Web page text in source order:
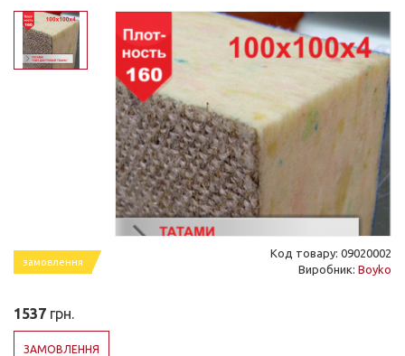
замовлення
Код товару: 09020002
Виробник: Boyko
1537 грн.
ЗАМОВЛЕННЯ